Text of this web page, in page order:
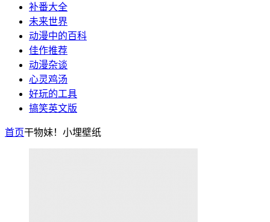
补番大全
未来世界
动漫中的百科
佳作推荐
动漫杂谈
心灵鸡汤
好玩的工具
搞笑英文版
首页干物妹！小埋壁纸